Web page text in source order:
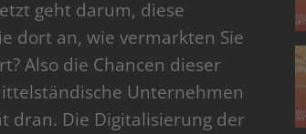
geht darum, diese
dort an, wie vermarkten Sie
Also die Chancen dieser
Unternehmen
dran. Die Digitalisierung der